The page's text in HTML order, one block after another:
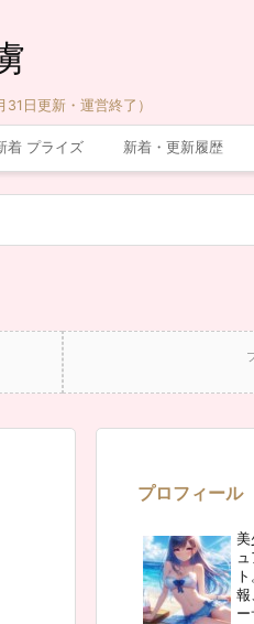
日更新・運営終了）
着 プライズ 新着・更新履歴
プロフィール
美
報